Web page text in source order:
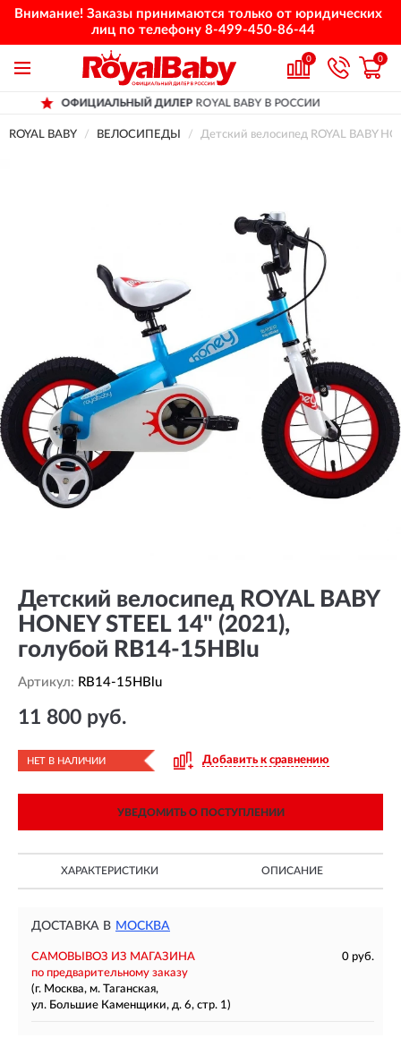
Внимание! Заказы принимаются только от юридических
лиц по телефону 8-499-450-86-44
0 0
ДИЛЕРROYAL BABY В РОССИИ
ROYAL BABY ВЕЛОСИПЕДЫ Детский велосипед ROYAL BABY
Детский велосипед ROYAL BABY
HONEY STEEL 14" (2021),
голубой RB14-15HBlu
Артикул: RB14-15HBlu
11 800 руб.
НЕТ В НАЛИЧИИ Добавить к сравнению
УВЕДОМИТЬ О ПОСТУПЛЕНИИ
ХАРАКТЕРИСТИКИ ОПИСАНИЕ
ДОСТАВКА В МОСКВА
САМОВЫВОЗ ИЗ МАГАЗИНА
0 руб.
по предварительному заказу
(г. Москва, м. Таганская,
ул. Большие Каменщики, д. 6, стр. 1)